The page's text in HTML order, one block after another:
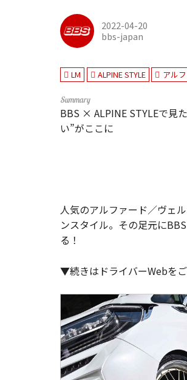
2022-04-20
bbs-japan
LM ALPINE STYLE アル
BBS × ALPINE STYLEで見
い”がここに
人気のアルファード／ヴェ
ンスタイル。その足元に
る！
▼続きはドライバーWebを